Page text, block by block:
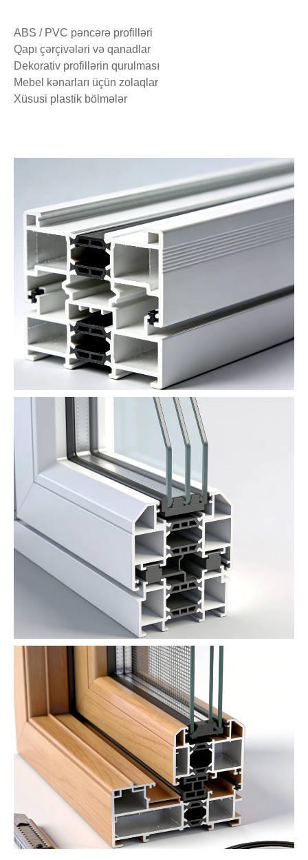
ABS / PVC pəncərə profilləri
Qapı çərçivələri və qanadlar
Dekorativ profillərin qurulması
Mebel kənarları üçün zolaqlar
Xüsusi plastik bölmələr